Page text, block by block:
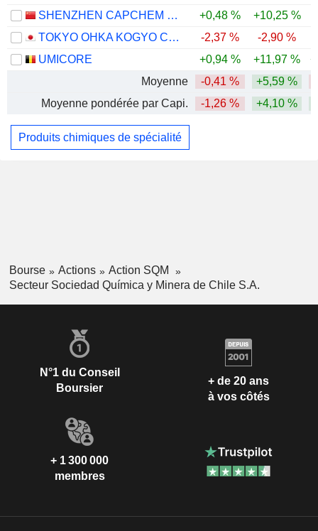
SHENZHEN CAPCHEM TECHNOLOGY CO., LTD.
+0,48 % +10,25 %
TOKYO OHKA KOGYO CO., LTD.
-2,37 % -2,90 %
UMICORE
+0,94 % +11,97 %
Moyenne
-0,41 % +5,59 %
Moyenne pondérée par Capi.
-1,26 % +4,10 %
Produits chimiques de spécialité
Bourse Actions
Action SQM
Secteur Sociedad Química y Minera de Chile S.A.
N°1 du Conseil
Boursier
+ de 20 ans
à vos côtés
+ 1 300 000
membres